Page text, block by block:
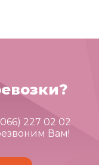
227 02 02
Вам!